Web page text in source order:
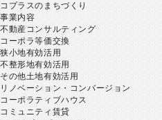
コプラスのまちづくり
事業内容
不動産コンサルティング
コーポラ等価交換
狭小地有効活用
不整形地有効活用
その他土地有効活用
リノベーション・コンバージョン
コーポラティブハウス
コミュニティ賃貸